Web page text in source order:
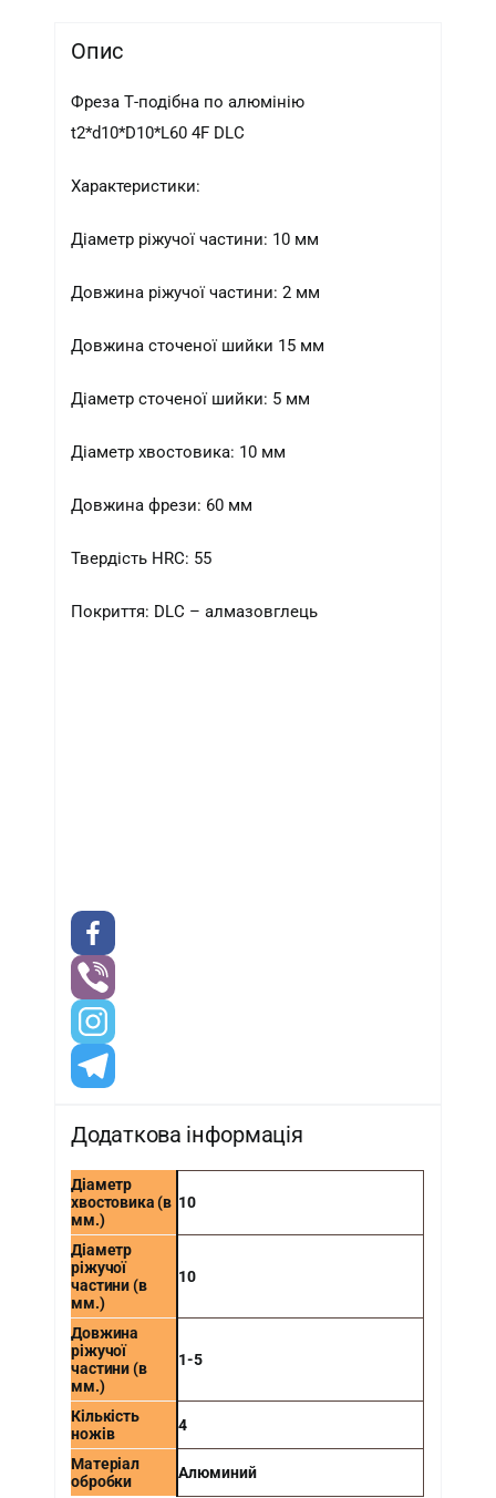
Опис
Фреза Т-подібна по алюмінію
t2*d10*D10*L60 4F DLC
Характеристики:
Діаметр ріжучої частини: 10 мм
Довжина ріжучої частини: 2 мм
Довжина сточеної шийки 15 мм
Діаметр сточеної шийки: 5 мм
Діаметр хвостовика: 10 мм
Довжина фрези: 60 мм
Твердість HRC: 55
Покриття: DLC – алмазовглець
Додаткова інформація
Діаметр
хвостовика (в
мм.)
10
Діаметр
ріжучої
частини (в
мм.)
10
Довжина
ріжучої
частини (в
мм.)
1-5
Кількість
ножів
4
Матеріал
обробки
Алюминий